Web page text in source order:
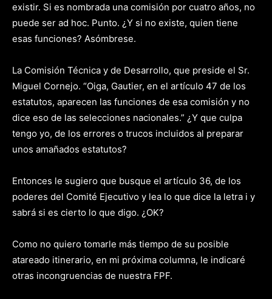
existir. Si es nombrada una comisión por cuatro años, no
puede ser ad hoc. Punto. ¿Y si no existe, quien tiene
esas funciones? Asómbrese.
La Comisión Técnica y de Desarrollo, que preside el Sr.
Miguel Cornejo. “Oiga, Gautier, en el artículo 47 de los
estatutos, aparecen las funciones de esa comisión y no
dice eso de las selecciones nacionales.” ¿Y que culpa
tengo yo, de los errores o trucos incluidos al preparar
unos amañados estatutos?
Entonces le sugiero que busque el artículo 36, de los
poderes del Comité Ejecutivo y lea lo que dice la letra i y
sabrá si es cierto lo que digo. ¿OK?
Como no quiero tomarle más tiempo de su posible
atareado itinerario, en mi próxima columna, le indicaré
otras incongruencias de nuestra FPF.